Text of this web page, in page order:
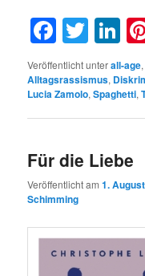
Veröffentlicht unterall-age
Alltagsrassismus,
Lucia Zamolo,Spaghetti,
Für die Liebe
Veröffentlicht am1.
Schimming